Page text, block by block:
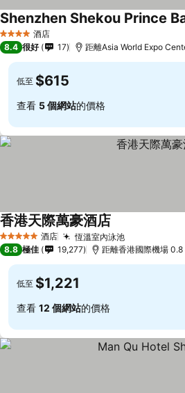
4 星級 酒店
Shenzhen Shekou Prince
8.4 很好 17 距離Asia World Expo
低至 $615
查看 5 個網站的價格
5 星級 酒店 恆溫室內泳池
香港天際萬豪酒店
8.8 極佳 19,277 距離香港國際機場 0.8
低至 $1,221
查看 12 個網站的價格